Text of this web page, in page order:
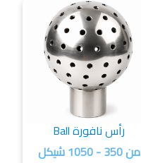
رأس نافورة Ball
من 350 - 1050 شيكل